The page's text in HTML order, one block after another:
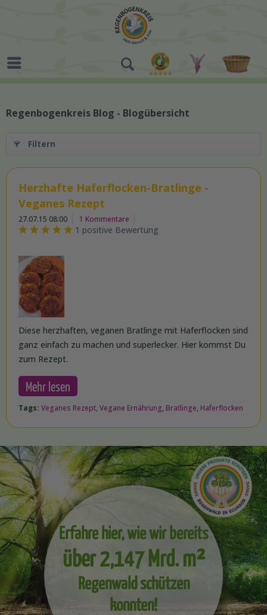
Regenbogenkreis Blog - Blogübersicht
Filtern
Herzhafte Haferflocken-Bratlinge -
Veganes Rezept
27.07.15 08:00 1 Kommentare
1 positive Bewertung
Diese herzhaften, veganen Bratlinge mit Haferflocken sind
ganz einfach zu machen und superlecker. Hier kommst Du
zum Rezept.
Mehr lesen
Tags: Veganes Rezept, Vegane Ernährung, Bratlinge, Haferflocken
Erfahre hier, wie wir bereits
über 2,147 Mrd. m²
Regenwald schützen
konnten!